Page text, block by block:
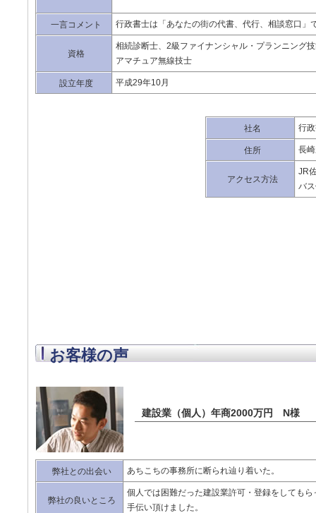
一言コメント 行政書士は「あなたの街の代書、代行、相談窓口」
資格
相続診断士、2級ファイナンシャル・プランニング
アマチュア無線技士
設立年度 平成29年10月
社名 行
住所 長
アクセス方法
JR
バ
お客様の声
建設業（個人）年商2000万円 N様
弊社との出会い あちこちの事務所に断られ辿り着いた。
弊社の良いところ
個人では困難だった建設業許可・登録をしても
手伝い頂けました。